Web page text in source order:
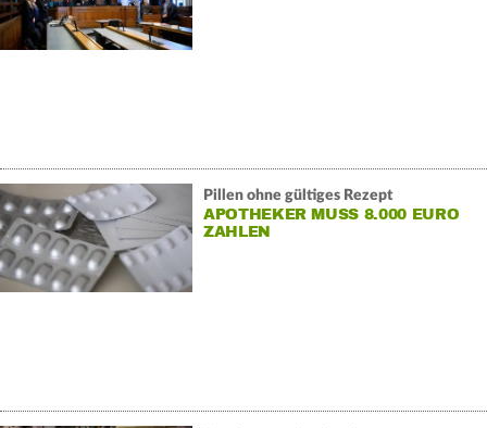
Pillen ohne gültiges Rezept
APOTHEKER MUSS 8.000 EURO
ZAHLEN